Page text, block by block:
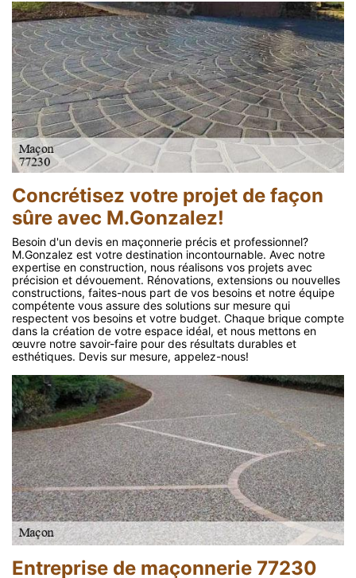
Concrétisez votre projet de façon
sûre avec M.Gonzalez!
Besoin d'un devis en maçonnerie précis et professionnel?
M.Gonzalez est votre destination incontournable. Avec notre
expertise en construction, nous réalisons vos projets avec
précision et dévouement. Rénovations, extensions ou nouvelles
constructions, faites-nous part de vos besoins et notre équipe
compétente vous assure des solutions sur mesure qui
respectent vos besoins et votre budget. Chaque brique compte
dans la création de votre espace idéal, et nous mettons en
œuvre notre savoir-faire pour des résultats durables et
esthétiques. Devis sur mesure, appelez-nous!
Entreprise de maçonnerie 77230